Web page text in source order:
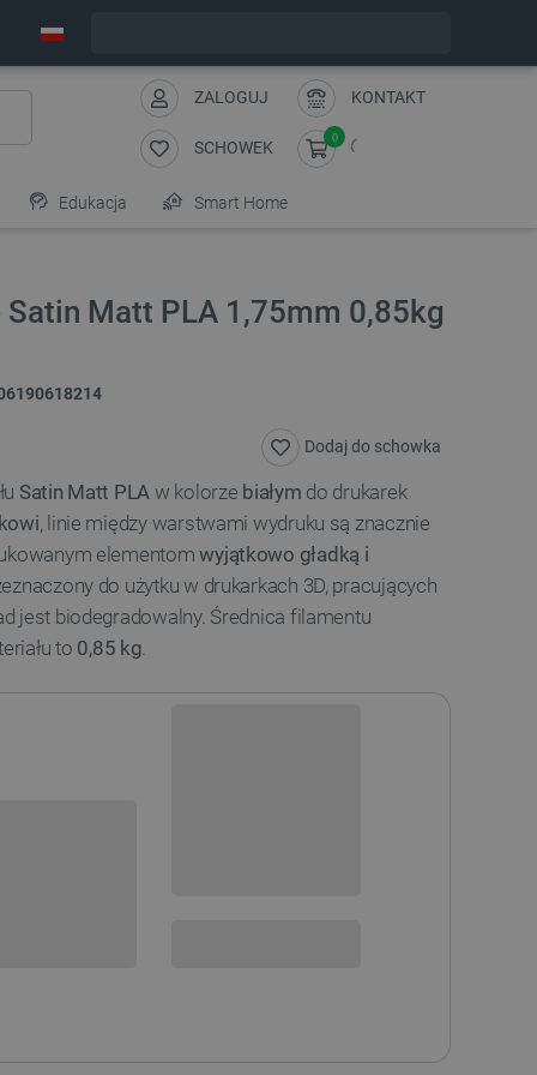
ZALOGUJ KONTAKT
SCHOWEK
0
Edukacja Smart Home
Matt PLA 1,75mm 0,85kg
Dodaj do schowka
Satin Matt PLA w kolorze białym do drukarek
, linie między warstwami wydruku są znacznie
elementomwyjątkowo gładką i
do użytku w drukarkach 3D, pracujących
jest biodegradowalny. Średnica filamentu
to 0,85 kg.